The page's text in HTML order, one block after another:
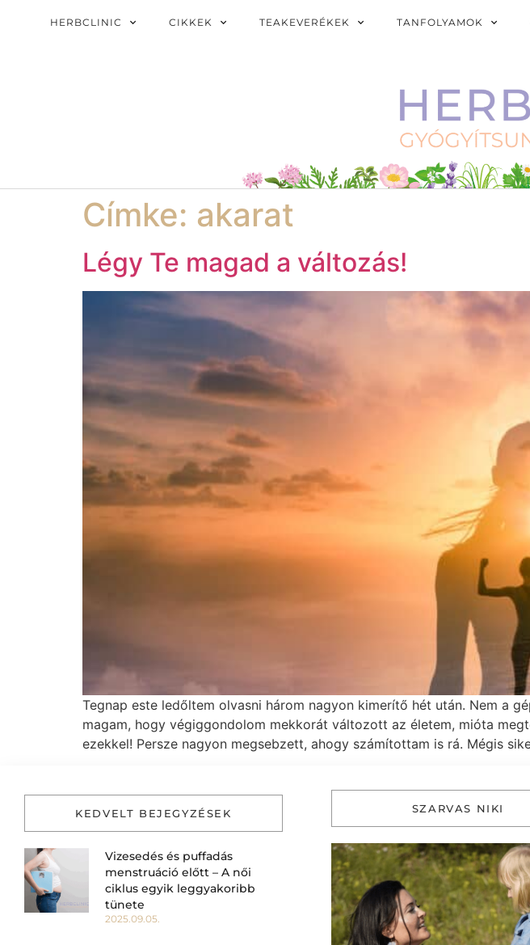
HERBCLINIC CIKKEK TEAKEVERÉKEK TANFOLYAMOK
Címke: akarat
Légy Te magad a változás!
Tegnap este ledőltem olvasni három nagyon kimerítő hét után. Nem a
magam, hogy végiggondolom mekkorát változott az életem, mióta
ezekkel! Persze nagyon megsebzett, ahogy számítottam is rá. Mégis
KEDVELT BEJEGYZÉSEK
Vizesedés és puffadás
menstruáció előtt – A női
ciklus egyik leggyakoribb
tünete
2025.09.05.
SZARVAS NIKI